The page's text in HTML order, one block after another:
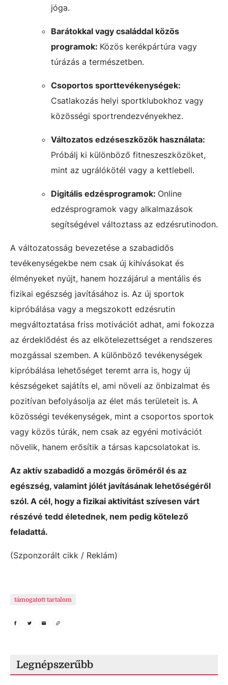
jóga.
Barátokkal vagy családdal közös
programok: Közös kerékpártúra vagy
túrázás a természetben.
Csoportos sporttevékenységek:
Csatlakozás helyi sportklubokhoz vagy
közösségi sportrendezvényekhez.
Változatos edzéseszközök használata:
Próbálj ki különböző fitneszeszközöket,
mint az ugrálókötél vagy a kettlebell.
Digitális edzésprogramok: Online
edzésprogramok vagy alkalmazások
segítségével változtass az edzésrutinodon.
A változatosság bevezetése a szabadidős
tevékenységekbe nem csak új kihívásokat és
élményeket nyújt, hanem hozzájárul a mentális és
fizikai egészség javításához is. Az új sportok
kipróbálása vagy a megszokott edzésrutin
megváltoztatása friss motivációt adhat, ami fokozza
az érdeklődést és az elkötelezettséget a rendszeres
mozgással szemben. A különböző tevékenységek
kipróbálása lehetőséget teremt arra is, hogy új
készségeket sajátíts el, ami növeli az önbizalmat és
pozitívan befolyásolja az élet más területeit is. A
közösségi tevékenységek, mint a csoportos sportok
vagy közös túrák, nem csak az egyéni motivációt
növelik, hanem erősítik a társas kapcsolatokat is.
Az aktív szabadidő a mozgás öröméről és az
egészség, valamint jólét javításának lehetőségéről
szól. A cél, hogy a fizikai aktivitást szívesen várt
részévé tedd életednek, nem pedig kötelező
feladattá.
(Szponzorált cikk / Reklám)
támogatott tartalom
Legnépszerűbb